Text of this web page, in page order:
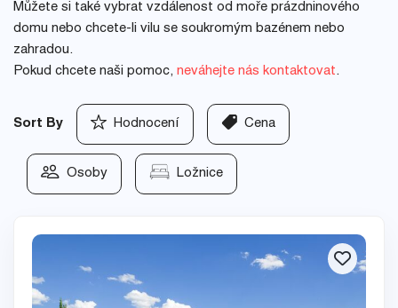
Můžete si také vybrat vzdálenost od moře prázdninového
domu nebo chcete-li vilu se soukromým bazénem nebo
zahradou.
Pokud chcete naši pomoc, neváhejte nás kontaktovat.
Sort By Hodnocení Cena
Osoby Ložnice